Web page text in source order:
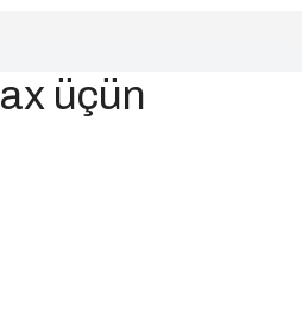
üçün